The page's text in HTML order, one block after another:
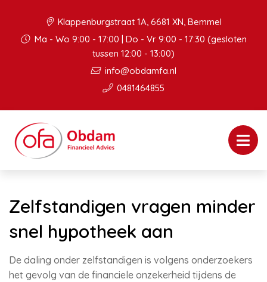
Klappenburgstraat 1A, 6681 XN, Bemmel
Ma - Wo 9:00 - 17:00 | Do - Vr 9:00 - 17:30 (gesloten
tussen 12:00 - 13:00)
info@obdamfa.nl
0481464855
Zelfstandigen vragen minder
snel hypotheek aan
De daling onder zelfstandigen is volgens onderzoekers
het gevolg van de financiele onzekerheid tijdens de